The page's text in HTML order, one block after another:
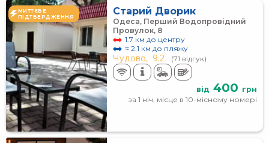
МИТТЄВЕ
ПІДТВЕРДЖЕННЯ
Старий Дворик
Одеса, Перший Водопровідний
Провулок, 8
1.7 км до центру
≈ 2.1 км до пляжу
Чудово, 9.2 (71 відгук)
від 400 грн
за 1 ніч, місце в 10-місному номері